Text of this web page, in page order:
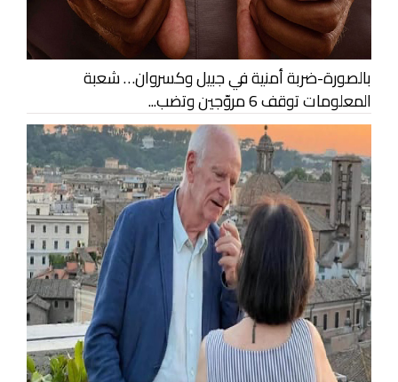
بالصورة-ضربة أمنية في جبيل وكسروان… شعبة
المعلومات توقف 6 مروّجين وتضب...